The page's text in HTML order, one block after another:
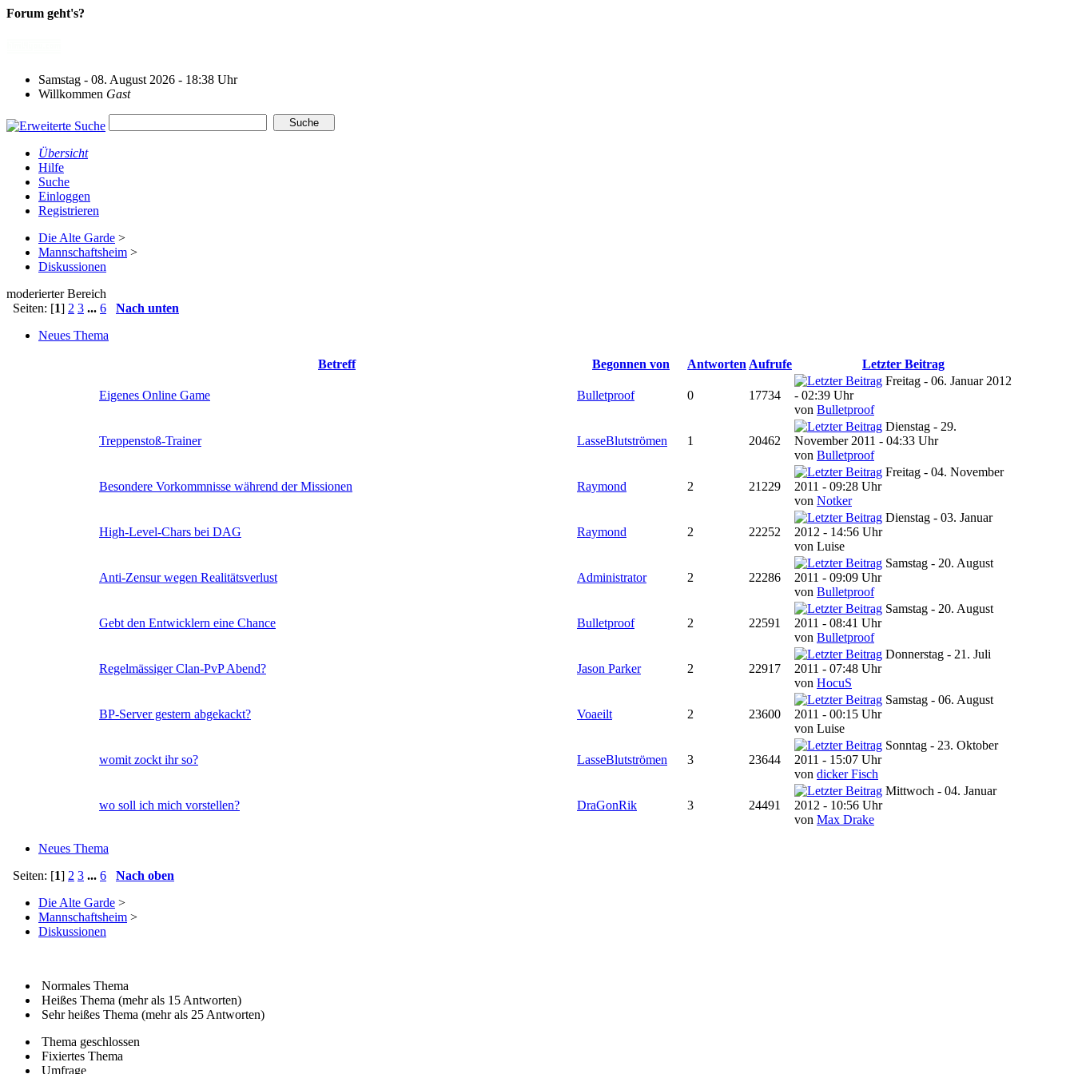
Forum geht's?
Samstag - 08. August 2026 - 18:38 Uhr
Willkommen Gast
Übersicht
Hilfe
Suche
Einloggen
Registrieren
Die Alte Garde >
Mannschaftsheim >
Diskussionen
moderierter Bereich
Seiten: [1] 2 3 ... 6
Nach unten
Neues Thema
Betreff Begonnen von Antworten Aufrufe Letzter Beitrag
Eigenes Online Game Bulletproof 0 17734
Freitag - 06. Januar 2012
- 02:39 Uhr
von Bulletproof
Treppenstoß-Trainer LasseBlutströmen 1 20462
Dienstag - 29.
November 2011 - 04:33 Uhr
von Bulletproof
Besondere Vorkommnisse während der Missionen Raymond 2 21229
Freitag - 04. November
2011 - 09:28 Uhr
von Notker
High-Level-Chars bei DAG Raymond 2 22252
Dienstag - 03. Januar
2012 - 14:56 Uhr
von Luise
Anti-Zensur wegen Realitätsverlust Administrator 2 22286
Samstag - 20. August
2011 - 09:09 Uhr
von Bulletproof
Gebt den Entwicklern eine Chance Bulletproof 2 22591
Samstag - 20. August
2011 - 08:41 Uhr
von Bulletproof
Regelmässiger Clan-PvP Abend? Jason Parker 2 22917
Donnerstag - 21. Juli
2011 - 07:48 Uhr
von HocuS
BP-Server gestern abgekackt? Voaeilt 2 23600
Samstag - 06. August
2011 - 00:15 Uhr
von Luise
womit zockt ihr so? LasseBlutströmen 3 23644
Sonntag - 23. Oktober
2011 - 15:07 Uhr
von dicker Fisch
wo soll ich mich vorstellen? DraGonRik 3 24491
Mittwoch - 04. Januar
2012 - 10:56 Uhr
von Max Drake
Neues Thema
Seiten: [1] 2 3 ... 6
Nach oben
Die Alte Garde >
Mannschaftsheim >
Diskussionen
Normales Thema
Heißes Thema (mehr als 15 Antworten)
Sehr heißes Thema (mehr als 25 Antworten)
Thema geschlossen
Fixiertes Thema
Umfrage